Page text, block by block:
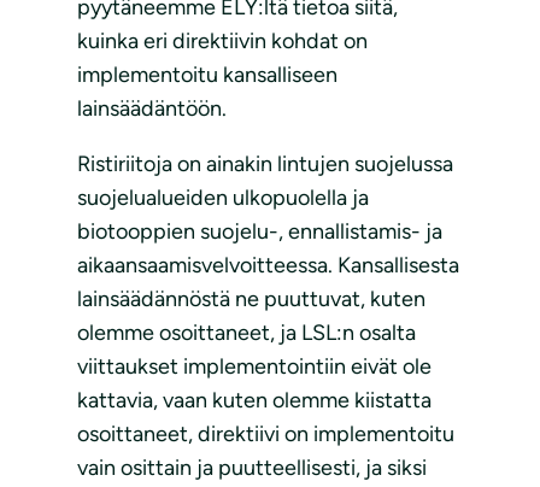
pyytäneemme ELY:ltä tietoa siitä,
kuinka eri direktiivin kohdat on
implementoitu kansalliseen
lainsäädäntöön.
Ristiriitoja on ainakin lintujen suojelussa
suojelualueiden ulkopuolella ja
biotooppien suojelu-, ennallistamis- ja
aikaansaamisvelvoitteessa. Kansallisesta
lainsäädännöstä ne puuttuvat, kuten
olemme osoittaneet, ja LSL:n osalta
viittaukset implementointiin eivät ole
kattavia, vaan kuten olemme kiistatta
osoittaneet, direktiivi on implementoitu
vain osittain ja puutteellisesti, ja siksi